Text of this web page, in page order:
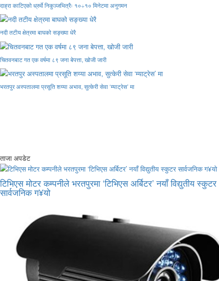
दाह्रा काटिएको ध्रुर्वे निकुञ्जभित्रैः १०÷१० मिनेटमा अनुगमन
नदी तटीय क्षेत्रमा बाघको सङ्ख्या धेरै
चितवनबाट गत एक वर्षमा ८९ जना बेपत्ता, खोजी जारी
भरतपुर अस्पतालमा प्रसूति शय्या अभाव, सुत्केरी सेवा ‘म्याट्रेस’ मा
ताजा अपडेट
टिभिएस मोटर कम्पनीले भरतपुरमा ‘टिभिएस अर्बिटर’ नयाँ विद्युतीय स्कुटर
सार्वजनिक ग¥यो